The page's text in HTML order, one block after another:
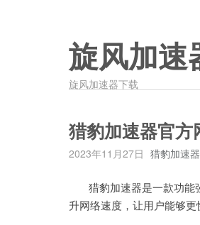
旋风加速
旋风加速器下载
猎豹加速器官方
2023年11月27日 猎豹加速器
猎豹加速器是一款功能
升网络速度，让用户能够更